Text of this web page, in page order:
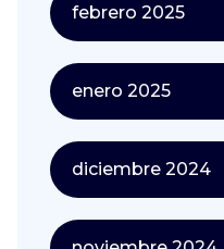
febrero 2025
enero 2025
diciembre 2024